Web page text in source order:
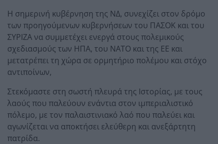
Η σημερινή κυβέρνηση της ΝΔ, συνεχίζει στον δρόμο
των προηγούμενων κυβερνήσεων του ΠΑΣΟΚ και του
ΣΥΡΙΖΑ να συμμετέχει ενεργά στους πολεμικούς
σχεδιασμούς των ΗΠΑ, του ΝΑΤΟ και της ΕΕ και
μετατρέπει τη χώρα σε ορμητήριο πολέμου και στόχο
αντιποίνων,
Στεκόμαστε στη σωστή πλευρά της Ιστορίας, με τους
λαούς που παλεύουν ενάντια στον ιμπεριαλιστικό
πόλεμο, με τον παλαιστινιακό λαό που παλεύει και
αγωνίζεται να αποκτήσει ελεύθερη και ανεξάρτητη
πατρίδα.